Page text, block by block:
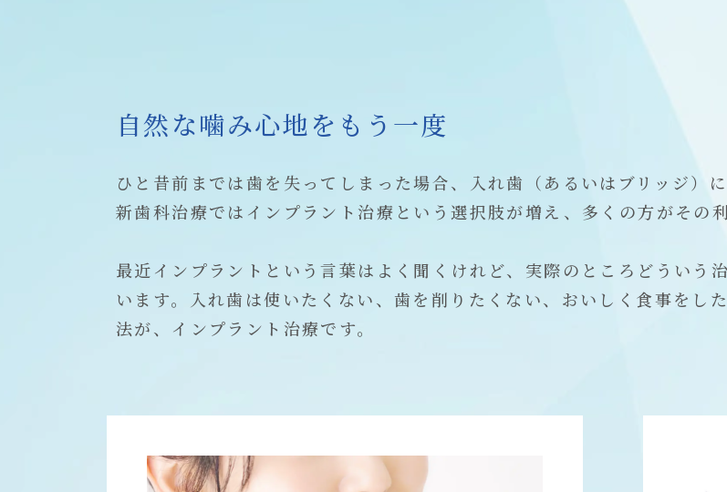
自然な噛み心地をもう一度
ひと昔前までは歯を失ってしまった場合、入れ歯（あるいはブリッジ）
新歯科治療ではインプラント治療という選択肢が増え、多くの方がその
最近インプラントという言葉はよく聞くけれど、実際のところどういう
います。入れ歯は使いたくない、歯を削りたくない、おいしく食事をし
法が、インプラント治療です。